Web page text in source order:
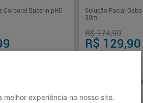
experiência no nosso site.
Corporal Eucerin pH5
Solução Facial
30ml
R$ 174,90
R$ 129,90
R$